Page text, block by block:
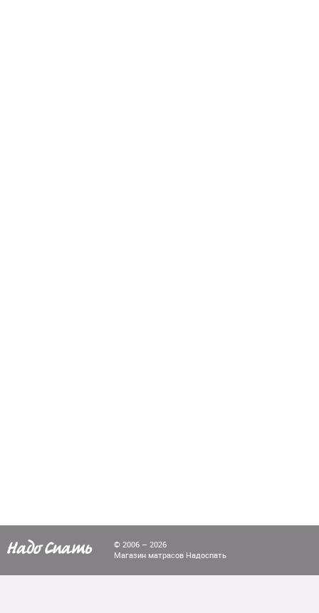
© 2006 – 2026
Магазин матрасов Надоспать